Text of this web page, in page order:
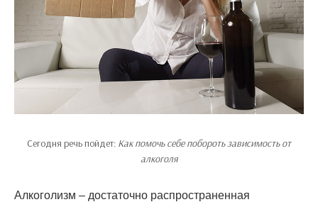
Сегодня речь пойдет: Как помочь себе побороть зависимость от
алкоголя
Алкоголизм – достаточно распространенная